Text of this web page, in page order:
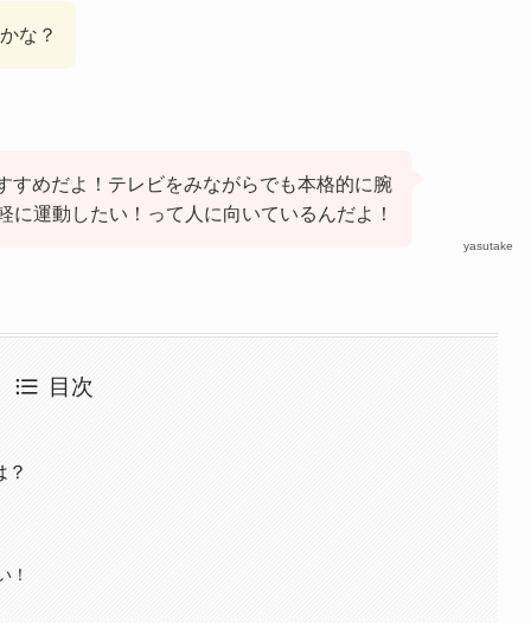
な？
yasutake
すめだよ！テレビをみながらでも本格的に腕
に運動したい！って人に向いているんだよ！
目次
？
！